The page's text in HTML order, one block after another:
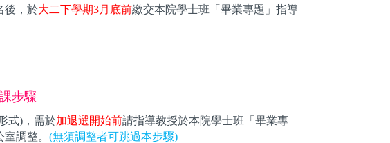
後，於大二下學期3月底前繳交本院學士班「畢業專題」指導
步驟
式)，需於加退選開始前請指導教授於本院學士班「畢業專
調整。 (無須調整者可跳過本步驟)